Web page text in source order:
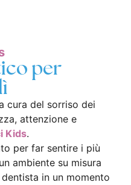
per
cura del sorriso dei
attenzione e
Kids.
per far sentire i più
ambiente su misura
in un momento